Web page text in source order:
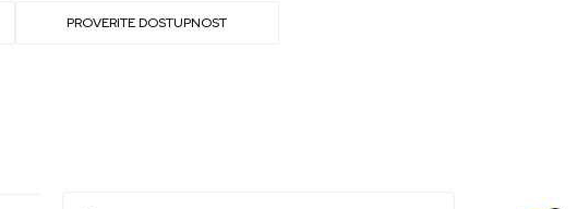
PROVERITE DOSTUPNOST